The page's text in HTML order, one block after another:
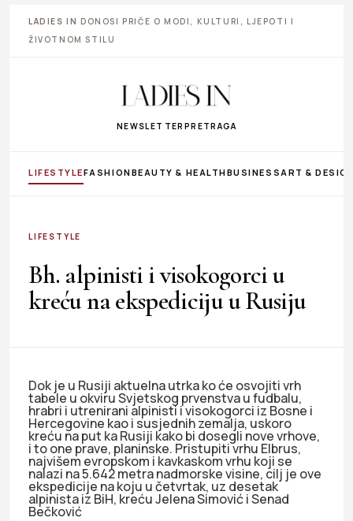
LADIES IN DONOSI PRIČE O MODI, KULTURI, LJEPOTI I
ŽIVOTNOM STILU
NEWSLETTER PRETRAGA
LIFESTYLEFASHIONBEAUTY & HEALTHBUSINESS ART &
LIFESTYLE
Bh. alpinisti i visokogorci u
kreću na ekspediciju u Rusiju
Dok je u Rusiji aktuelna utrka ko će osvojiti vrh
tabele u okviru Svjetskog prvenstva u fudbalu,
hrabri i utrenirani alpinisti i visokogorci iz Bosne i
Hercegovine kao i susjednih zemalja, uskoro
kreću na put ka Rusiji kako bi dosegli nove vrhove,
i to one prave, planinske. Pristupiti vrhu Elbrus,
najvišem evropskom i kavkaskom vrhu koji se
nalazi na 5.642 metra nadmorske visine, cilj je ove
ekspedicije na koju u četvrtak, uz desetak
alpinista iz BiH, kreću Jelena Simović i Senad
Bečković